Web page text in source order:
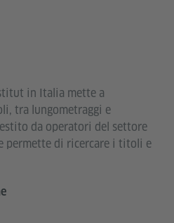
in Italia mette a
tra lungometraggi e
da operatori del settore
permette di ricercare i titoli e